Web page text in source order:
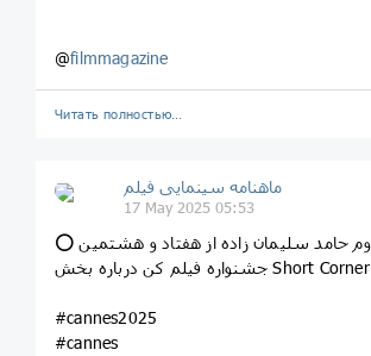
@filmmagazine
Читать полностью…
ماهنامه سینمایی فیلم
17 May 2025 05:53
⭕️ گزارش دوم حامد سلیمان زاده از هفتاد و هشتمین
جشنواره فیلم کن درباره بخش Short Corner
#cannes2025
#cannes